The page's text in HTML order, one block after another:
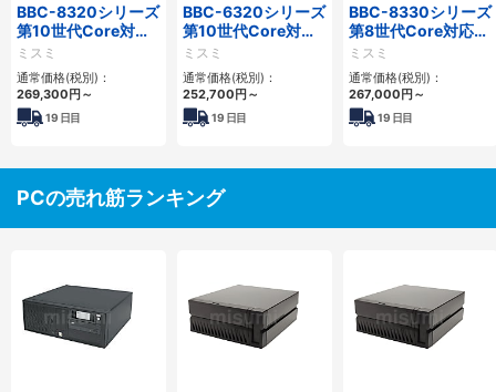
BBC-8320シリーズ
第10世代Core対応
小型フロアマウント
FAPC 2PCI・2PCIe
ミスミ
通常価格(税別)：
269,300円～
19 日目
BBC-6320シリーズ
第10世代Core対応
小型フロアマウント
FAPC 2PCI・2PCIe
ミスミ
通常価格(税別)：
252,700円～
19 日目
BBC-8330シリーズ
第8世代Core対応小
型フロアマウント
FAPC 2PCI・2PCIe
ミスミ
通常価格(税別)：
267,000円～
19 日目
PCの売れ筋ランキング